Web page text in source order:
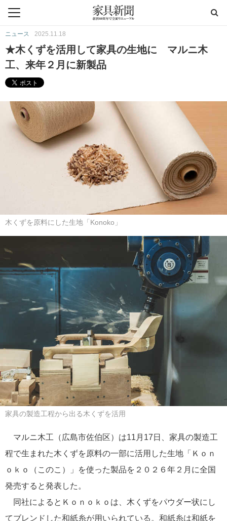
ニュース 2025.11.18
★木くずを活用して家具の生地に マルニ木
工、来年２月に新製品
木くずを原料にした生地「Konoko」
家具の製造工程から出る木くずを活用
マルニ木工（広島市佐伯区）は11月17日、家具の製造工
程で生まれた木くずを原料の一部に活用した生地「Ｋｏｎ
ｏｋｏ（このこ）」を使った製品を２０２６年２月に全国
発売すると発表した。
同社によるとＫｏｎｏｋｏは、木くずをパウダー状にし
てブレンドした和紙糸が用いられている。和紙糸は和紙を